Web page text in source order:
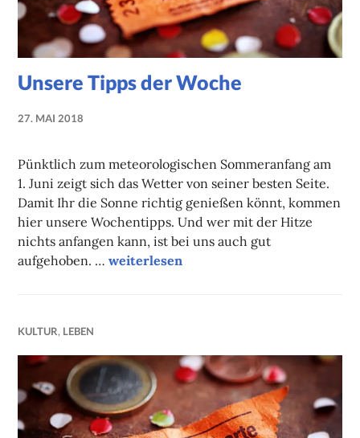
Unsere Tipps der Woche
27. MAI 2018
Pünktlich zum meteorologischen Sommeranfang am
1. Juni zeigt sich das Wetter von seiner besten Seite.
Damit Ihr die Sonne richtig genießen könnt, kommen
hier unsere Wochentipps. Und wer mit der Hitze
nichts anfangen kann, ist bei uns auch gut
aufgehoben. …Unsere Tipps der Woche
weiterlesen
KULTUR, LEBEN